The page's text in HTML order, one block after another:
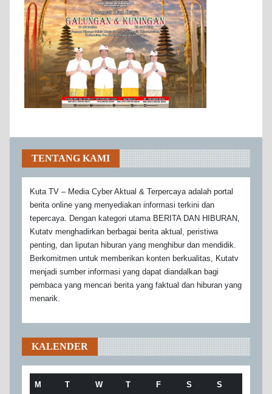
TENTANG KAMI
Kuta TV – Media Cyber Aktual & Terpercaya adalah portal
berita online yang menyediakan informasi terkini dan
tepercaya. Dengan kategori utama BERITA DAN HIBURAN,
Kutatv menghadirkan berbagai berita aktual, peristiwa
penting, dan liputan hiburan yang menghibur dan mendidik.
Berkomitmen untuk memberikan konten berkualitas, Kutatv
menjadi sumber informasi yang dapat diandalkan bagi
pembaca yang mencari berita yang faktual dan hiburan yang
menarik.
KALENDER
M T W T F S S